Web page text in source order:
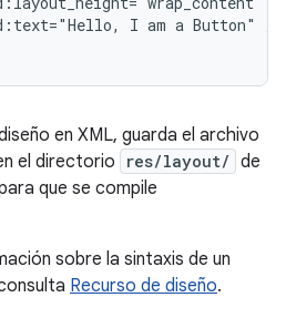
I am a Button"
en XML, guarda el archivo
el directorio res/layout/ de
que se compile
sobre la sintaxis de un
Recurso de diseño.